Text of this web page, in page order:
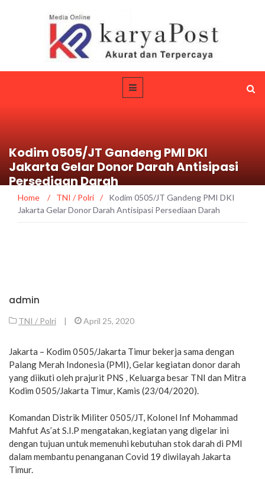
Kodim 0505/JT Gandeng PMI DKI
Jakarta Gelar Donor Darah Antisipasi
Persediaan Darah
Home / TNI / Polri /
Kodim 0505/JT Gandeng PMI DKI
Jakarta Gelar Donor Darah Antisipasi Persediaan Darah
admin
TNI / Polri | April 25, 2020
Jakarta – Kodim 0505/Jakarta Timur bekerja sama dengan
Palang Merah Indonesia (PMI), Gelar kegiatan donor darah
yang diikuti oleh prajurit PNS , Keluarga besar TNI dan Mitra
Kodim 0505/Jakarta Timur, Kamis (23/04/2020).
Komandan Distrik Militer 0505/JT, Kolonel Inf Mohammad
Mahfut As’at S.I.P mengatakan, kegiatan yang digelar ini
dengan tujuan untuk memenuhi kebutuhan stok darah di PMI
dalam membantu penanganan Covid 19 diwilayah Jakarta
Timur.